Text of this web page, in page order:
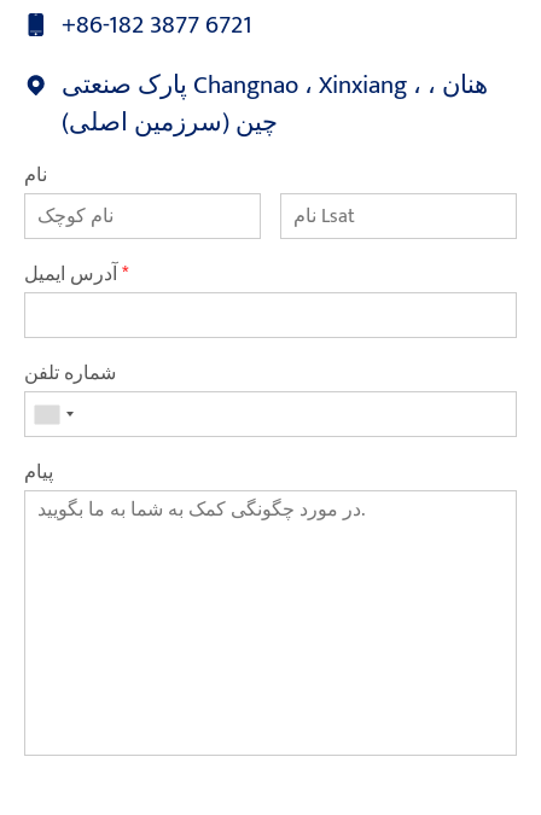
+86-182 3877 6721
پارک صنعتی Changnao ، Xinxiang ، هنان ،
چین (سرزمین اصلی)
نام
آدرس ایمیل*
شماره تلفن
پیام